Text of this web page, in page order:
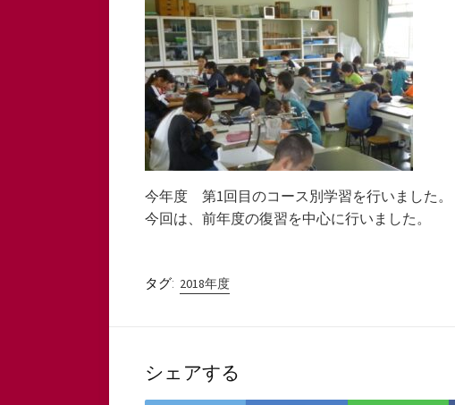
今年度 第1回目のコース別学習を行いました。
今回は、前年度の復習を中心に行いました。
タグ: 2018年度
シェアする